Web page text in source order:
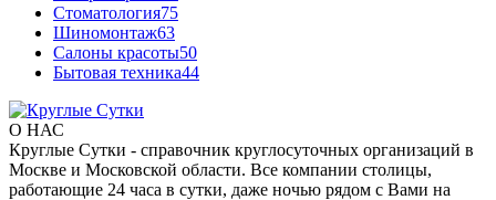
Стоматология75
Шиномонтаж63
Салоны красоты50
Бытовая техника44
О НАС
Круглые Сутки - справочник круглосуточных организаций в
Москве и Московской области. Все компании столицы,
работающие 24 часа в сутки, даже ночью рядом с Вами на